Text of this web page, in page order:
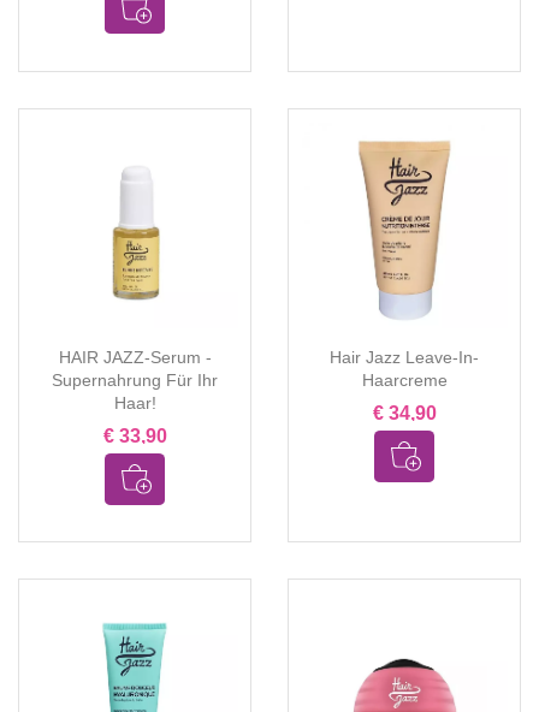
HAIR JAZZ-Serum -
Supernahrung Für Ihr
Haar!
€ 33,90
Hair Jazz Leave-In-
Haarcreme
€ 34,90